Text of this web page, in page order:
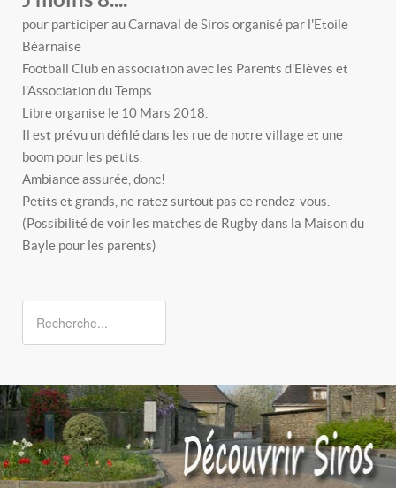
pour participer au Carnaval de Siros organisé par l'Etoile
Béarnaise
Football Club en association avec les Parents d'Elèves et
l'Association du Temps
Libre organise le 10 Mars 2018.
Il est prévu un défilé dans les rue de notre village et une
boom pour les petits.
Ambiance assurée, donc!
Petits et grands, ne ratez surtout pas ce rendez-vous.
(Possibilité de voir les matches de Rugby dans la Maison du
Bayle pour les parents)